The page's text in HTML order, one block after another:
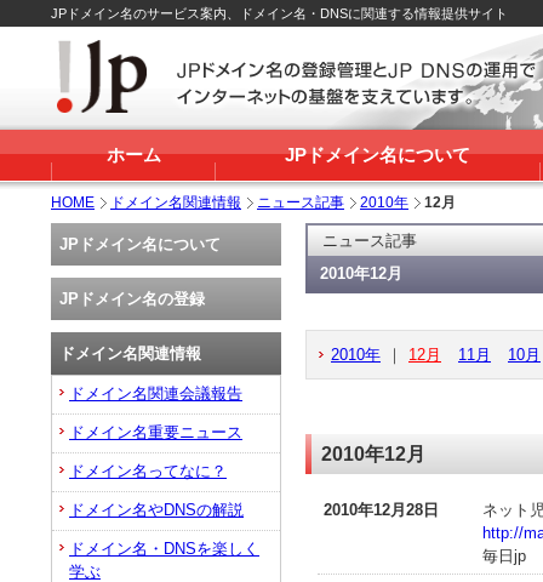
JPドメイン名のサービス案内、ドメイン名・DNSに関連する情報提供サイト
ホーム JPドメイン名について
HOME ドメイン名関連情報 ニュース記事 2010年 12月
ニュース記事
2010年12月
2010年 ｜ 12月 11月 10月
2010年12月
2010年12月28日
ネット
http://
毎日jp
JPドメイン名について
JPドメイン名の登録
ドメイン名関連情報
ドメイン名関連会議報告
ドメイン名重要ニュース
ドメイン名ってなに？
ドメイン名やDNSの解説
ドメイン名・DNSを楽しく
学ぶ